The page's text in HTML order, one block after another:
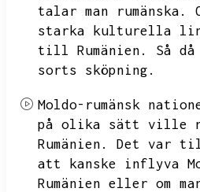
talar man rumänska.
starka kulturella
till Rumänien.
Så
sorts sköpning.
Moldo-rumänsk
på olika sätt ville
Rumänien.
Det var
att kanske inflyva
Rumänien eller om